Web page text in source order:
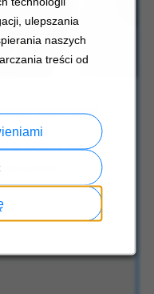
ulepszania
naszych
treści od
do stworzenia